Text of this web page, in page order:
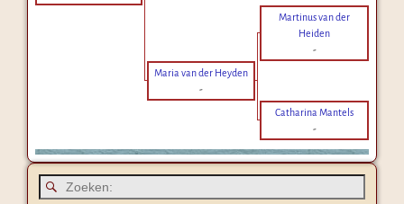
Martinus van der
Heiden
-
Maria van der Heyden
-
Catharina Mantels
-